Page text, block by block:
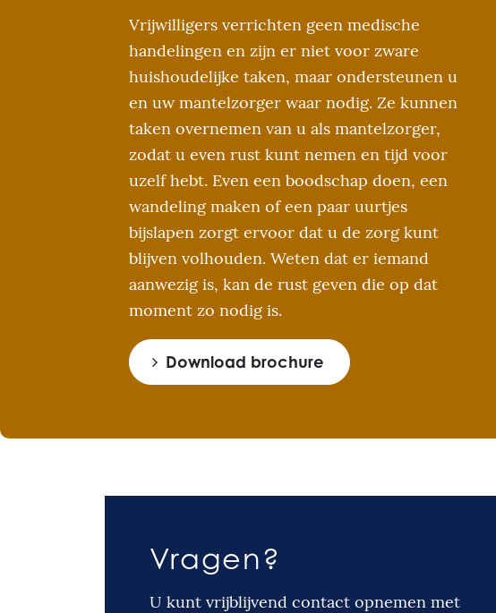
Vrijwilligers verrichten geen medische
handelingen en zijn er niet voor zware
huishoudelijke taken, maar ondersteunen u
en uw mantelzorger waar nodig. Ze kunnen
taken overnemen van u als mantelzorger,
zodat u even rust kunt nemen en tijd voor
uzelf hebt. Even een boodschap doen, een
wandeling maken of een paar uurtjes
bijslapen zorgt ervoor dat u de zorg kunt
blijven volhouden. Weten dat er iemand
aanwezig is, kan de rust geven die op dat
moment zo nodig is.
Download brochure
Vragen?
U kunt vrijblijvend contact opnemen met